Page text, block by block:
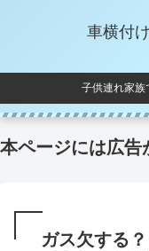
車横付
子供連れ家族
本ページには広告
ガス欠する